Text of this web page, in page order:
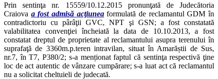
Prin sentinţa nr. 15559/10.12.2015 pronunţată de Judecătoria
Craiova a fost admisă acţiunea formulată de reclamantul GDM în
contradictoriu cu pârâţii GVC, NPT şi GSN; a fost constatată
valabilitatea convenţiei încheiată la data de 10.10.2013, a fost
constatat dreptul de proprietate al reclamantului asupra terenului în
suprafaţă de 3360m.p.teren intravilan, situat în Amarăștii de Sus,
nr.7, în T7, P380/2; s-a menționat faptul că sentinţa respectivă ţine
loc de act autentic de vânzare cumpărare; s-a luat act că reclamantul
nu a solicitat cheltuieli de judecată.